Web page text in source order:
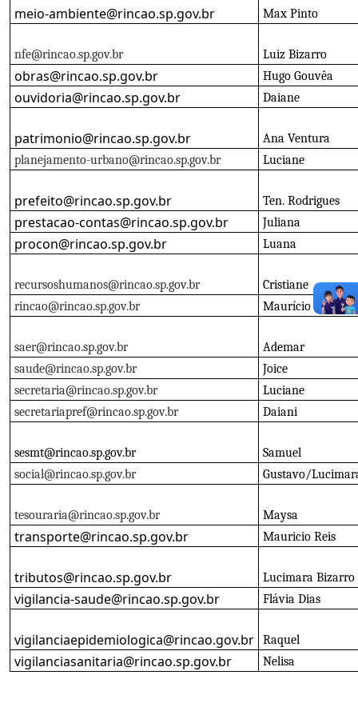
meio-ambiente@rincao.sp.gov.br Max Pinto
nfe@rincao.sp.gov.br Luiz Bizarro
obras@rincao.sp.gov.br Hugo Gouvêa
ouvidoria@rincao.sp.gov.br Daiane
patrimonio@rincao.sp.gov.br
Ana Ventura
planejamento-urbano@rincao.sp.gov.br
Luciane
prefeito@rincao.sp.gov.br Ten. Rodrigues
prestacao-contas@rincao.sp.gov.br Juliana
procon@rincao.sp.gov.br Luana
recursoshumanos@rincao.sp.gov.br
Cristiane
rincao@rincao.sp.gov.br
Maurício
saer@rincao.sp.gov.br
Ademar
saude@rincao.sp.gov.br
Joice
secretaria@rincao.sp.gov.br
Luciane
secretariapref@rincao.sp.gov.br
Daiani
sesmt@rincao.sp.gov.br
Samuel
social@rincao.sp.gov.br
Gustavo/
tesouraria@rincao.sp.gov.br Maysa
transporte@rincao.sp.gov.br Mauricio Reis
tributos@rincao.sp.gov.br Lucimara Bizarro
vigilancia-saude@rincao.sp.gov.br Flávia Dias
vigilanciaepidemiologica@rincao.gov.br Raquel
vigilanciasanitaria@rincao.sp.gov.br Nelisa